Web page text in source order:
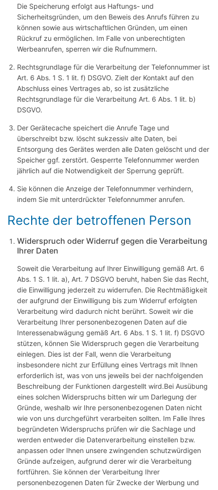
Die Speicherung erfolgt aus Haftungs- und
Sicherheitsgründen, um den Beweis des Anrufs führen zu
können sowie aus wirtschaftlichen Gründen, um einen
Rückruf zu ermöglichen. Im Falle von unberechtigten
Werbeanrufen, sperren wir die Rufnummern.
Rechtsgrundlage für die Verarbeitung der Telefonnummer ist
Art. 6 Abs. 1 S. 1 lit. f) DSGVO. Zielt der Kontakt auf den
Abschluss eines Vertrages ab, so ist zusätzliche
Rechtsgrundlage für die Verarbeitung Art. 6 Abs. 1 lit. b)
DSGVO.
Der Gerätecache speichert die Anrufe Tage und
überschreibt bzw. löscht sukzessiv alte Daten, bei
Entsorgung des Gerätes werden alle Daten gelöscht und der
Speicher ggf. zerstört. Gesperrte Telefonnummer werden
jährlich auf die Notwendigkeit der Sperrung geprüft.
Sie können die Anzeige der Telefonnummer verhindern,
indem Sie mit unterdrückter Telefonnummer anrufen.
Rechte der betroffenen Person
Widerspruch oder Widerruf gegen die Verarbeitung
Ihrer Daten
Soweit die Verarbeitung auf Ihrer Einwilligung gemäß Art. 6
Abs. 1 S. 1 lit. a), Art. 7 DSGVO beruht, haben Sie das Recht,
die Einwilligung jederzeit zu widerrufen. Die Rechtmäßigkeit
der aufgrund der Einwilligung bis zum Widerruf erfolgten
Verarbeitung wird dadurch nicht berührt. Soweit wir die
Verarbeitung Ihrer personenbezogenen Daten auf die
Interessenabwägung gemäß Art. 6 Abs. 1 S. 1 lit. f) DSGVO
stützen, können Sie Widerspruch gegen die Verarbeitung
einlegen. Dies ist der Fall, wenn die Verarbeitung
insbesondere nicht zur Erfüllung eines Vertrags mit Ihnen
erforderlich ist, was von uns jeweils bei der nachfolgenden
Beschreibung der Funktionen dargestellt wird.Bei Ausübung
eines solchen Widerspruchs bitten wir um Darlegung der
Gründe, weshalb wir Ihre personenbezogenen Daten nicht
wie von uns durchgeführt verarbeiten sollten. Im Falle Ihres
begründeten Widerspruchs prüfen wir die Sachlage und
werden entweder die Datenverarbeitung einstellen bzw.
anpassen oder Ihnen unsere zwingenden schutzwürdigen
Gründe aufzeigen, aufgrund derer wir die Verarbeitung
fortführen. Sie können der Verarbeitung Ihrer
personenbezogenen Daten für Zwecke der Werbung und